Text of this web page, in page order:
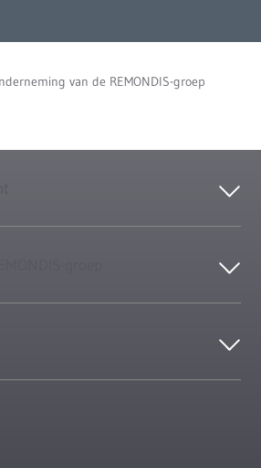
van de REMONDIS-groep